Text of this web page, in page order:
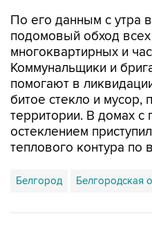
По его данным с утра
подомовый обход
многоквартирных и
Коммунальщики и
помогают в
битое стекло и мусор,
территории. В домах
остеклением
теплового контура по
Белгород Белгородская